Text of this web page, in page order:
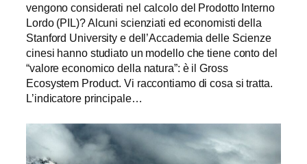
vengono considerati nel calcolo del Prodotto Interno
Lordo (PIL)? Alcuni scienziati ed economisti della
Stanford University e dell’Accademia delle Scienze
cinesi hanno studiato un modello che tiene conto del
“valore economico della natura”: è il Gross
Ecosystem Product. Vi raccontiamo di cosa si tratta.
L’indicatore principale…